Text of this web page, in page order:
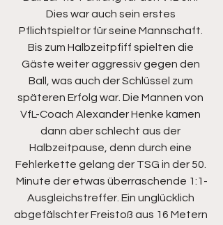
Dies war auch sein erstes
Pflichtspieltor für seine Mannschaft.
Bis zum Halbzeitpfiff spielten die
Gäste weiter aggressiv gegen den
Ball, was auch der Schlüssel zum
späteren Erfolg war. Die Mannen von
VfL-Coach Alexander Henke kamen
dann aber schlecht aus der
Halbzeitpause, denn durch eine
Fehlerkette gelang der TSG in der 50.
Minute der etwas überraschende 1:1-
Ausgleichstreffer. Ein unglücklich
abgefälschter Freistoß aus 16 Metern